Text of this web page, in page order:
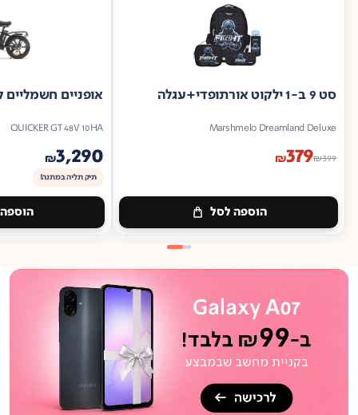
סט 9 ב-1 ילקוט אורתופדי+עגלה
Marshmelo Dreamland Deluxe
₪399
₪379
הוספה לסל
אופניים חשמליים
QUICKER GT 48V 10HA
₪3,290
תיק תליה במתנה!